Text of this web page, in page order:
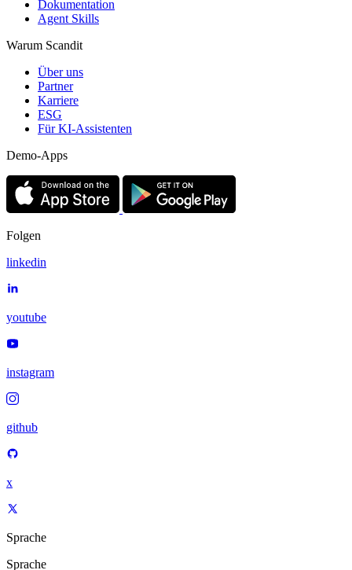
Dokumentation
Agent Skills
Warum Scandit
Über uns
Partner
Karriere
ESG
Für KI-Assistenten
Demo-Apps
Folgen
linkedin
youtube
instagram
github
x
Sprache
Sprache